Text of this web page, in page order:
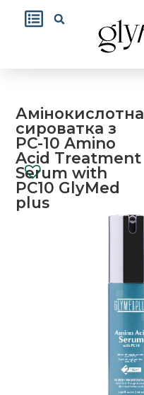
Амінокислотна
сироватка з
PC-10 Amino
Acid Treatment
Serum with
PC10 GlyMed
plus